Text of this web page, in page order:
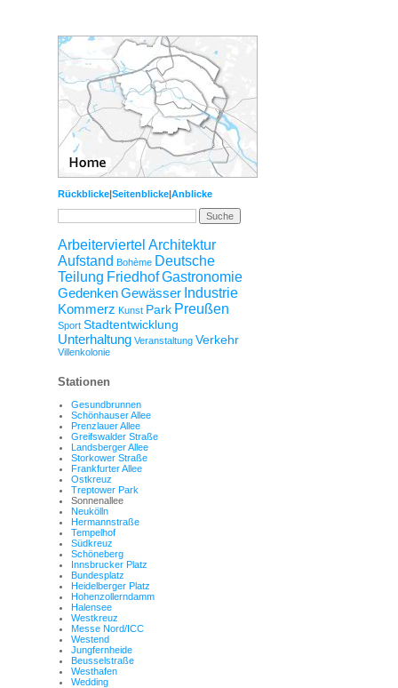
Rückblicke|Seitenblicke|Anblicke
Arbeiterviertel Architektur
Aufstand Bohème Deutsche
Teilung FriedhofGastronomie
GedenkenGewässer Industrie
Kommerz Kunst Park Preußen
Sport Stadtentwicklung
Unterhaltung Veranstaltung Verkehr
Villenkolonie
Stationen
Gesundbrunnen
Schönhauser Allee
Prenzlauer Allee
Greifswalder Straße
Landsberger Allee
Storkower Straße
Frankfurter Allee
Ostkreuz
Treptower Park
Sonnenallee
Neukölln
Hermannstraße
Tempelhof
Südkreuz
Schöneberg
Innsbrucker Platz
Bundesplatz
Heidelberger Platz
Hohenzollerndamm
Halensee
Westkreuz
Messe Nord/ICC
Westend
Jungfernheide
Beusselstraße
Westhafen
Wedding